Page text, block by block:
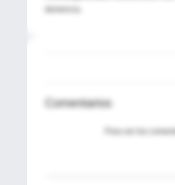
Comentarios
Para ver los